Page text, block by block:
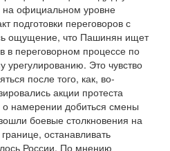
официальном уровне
подготовки переговоров с
ощущение, что Пашинян ищет
в переговорном процессе по
урегулированию. Это чувство
после того, как, во-
акции протеста
намерении добиться смены
боевые столкновения на
останавливать
России. По мнению